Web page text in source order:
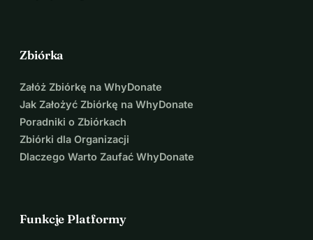
Zbiórka
Załóż Zbiórkę na WhyDonate
Jak Założyć Zbiórkę na WhyDonate
Poradniki o Zbiórkach
Zbiórki dla Organizacji
Dlaczego Warto Zaufać WhyDonate
Funkcje Platformy